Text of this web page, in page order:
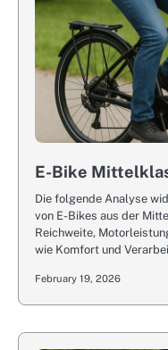
E-Bike
Die folgende Analyse
von E-Bikes aus der
Reichweite,
wie Komfort und
February 19, 2026